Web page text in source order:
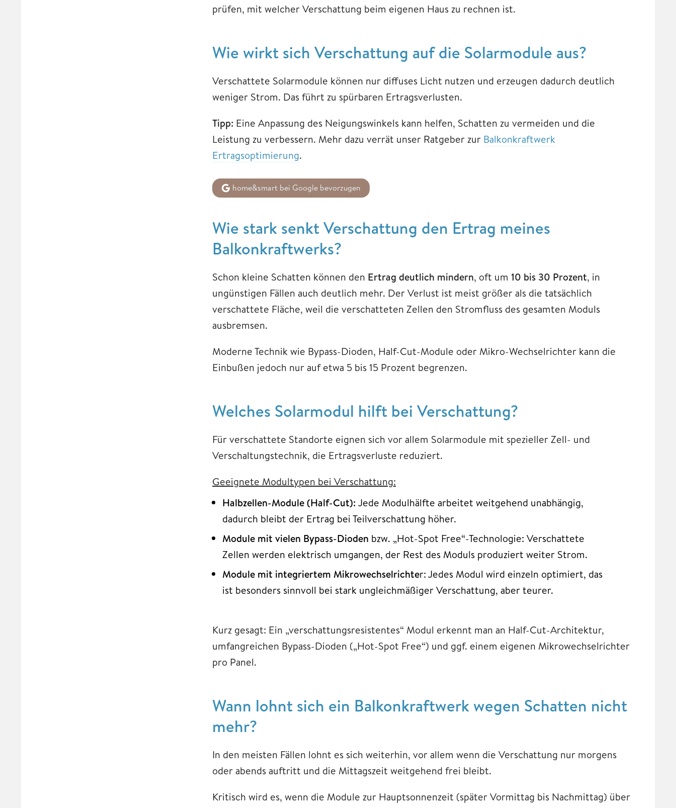
prüfen, mit welcher Verschattung beim eigenen Haus zu rechnen ist.
Wie wirkt sich Verschattung auf die Solarmodule aus?
Verschattete Solarmodule können nur diffuses Licht nutzen und erzeugen dadurch deutlich
weniger Strom. Das führt zu spürbaren Ertragsverlusten.
Tipp: Eine Anpassung des Neigungswinkels kann helfen, Schatten zu vermeiden und die
Leistung zu verbessern. Mehr dazu verrät unser Ratgeber zur Balkonkraftwerk
Ertragsoptimierung.
home&smart bei Google bevorzugen
Wie stark senkt Verschattung den Ertrag meines
Balkonkraftwerks?
Schon kleine Schatten können den Ertrag deutlich mindern, oft um 10 bis 30 Prozent, in
ungünstigen Fällen auch deutlich mehr. Der Verlust ist meist größer als die tatsächlich
verschattete Fläche, weil die verschatteten Zellen den Stromfluss des gesamten Moduls
ausbremsen.
Moderne Technik wie Bypass-Dioden, Half-Cut-Module oder Mikro-Wechselrichter kann die
Einbußen jedoch nur auf etwa 5 bis 15 Prozent begrenzen.
Welches Solarmodul hilft bei Verschattung?
Für verschattete Standorte eignen sich vor allem Solarmodule mit spezieller Zell- und
Verschaltungstechnik, die Ertragsverluste reduziert.
Geeignete Modultypen bei Verschattung:
Halbzellen-Module (Half-Cut): Jede Modulhälfte arbeitet weitgehend unabhängig,
dadurch bleibt der Ertrag bei Teilverschattung höher.
Module mit vielen Bypass-Dioden bzw. „Hot-Spot Free“-Technologie: Verschattete
Zellen werden elektrisch umgangen, der Rest des Moduls produziert weiter Strom.
Module mit integriertem Mikrowechselrichter: Jedes Modul wird einzeln optimiert, das
ist besonders sinnvoll bei stark ungleichmäßiger Verschattung, aber teurer.​
Kurz gesagt: Ein „verschattungsresistentes“ Modul erkennt man an Half-Cut-Architektur,
umfangreichen Bypass-Dioden („Hot-Spot Free“) und ggf. einem eigenen Mikrowechselrichter
pro Panel.
Wann lohnt sich ein Balkonkraftwerk wegen Schatten nicht
mehr?
In den meisten Fällen lohnt es sich weiterhin, vor allem wenn die Verschattung nur morgens
oder abends auftritt und die Mittagszeit weitgehend frei bleibt.
Kritisch wird es, wenn die Module zur Hauptsonnenzeit (später Vormittag bis Nachmittag) über